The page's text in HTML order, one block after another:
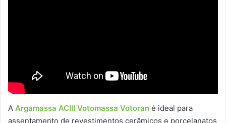
A Argamassa ACIII Votomassa Votoran é ideal para
assentamento de revestimentos cerâmicos e porcelanatos